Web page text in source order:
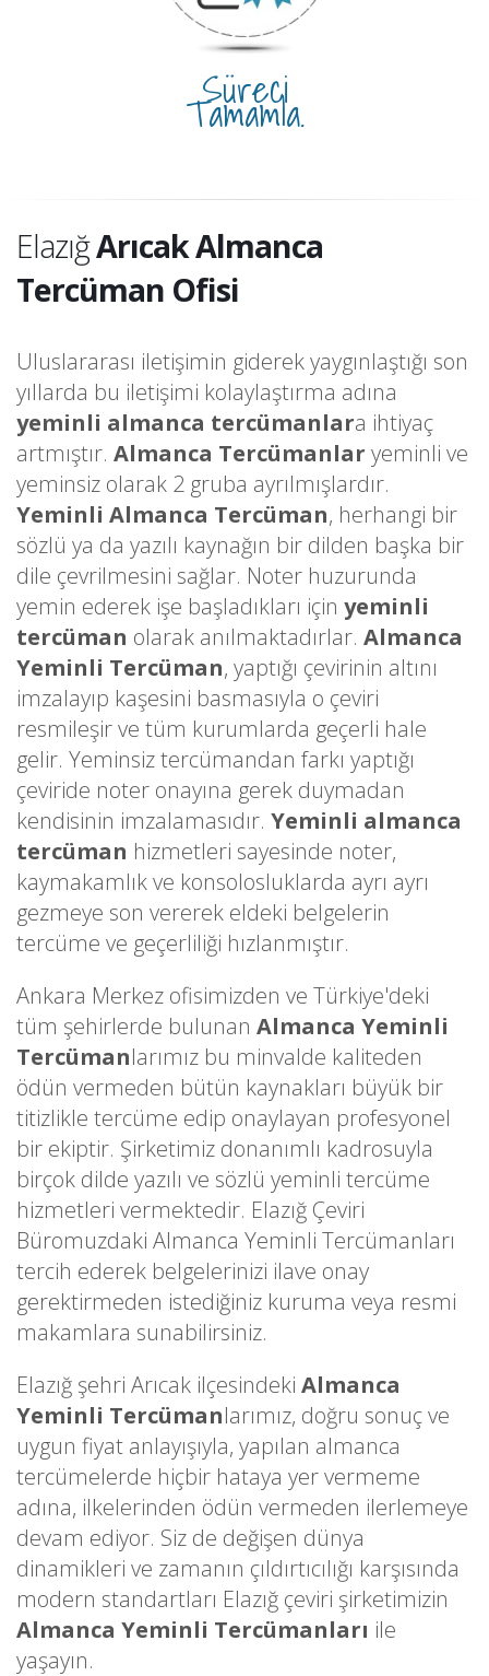
Süreci
Tamamla.
ElazığArıcak Almanca
Tercüman Ofisi
Uluslararası iletişimin giderek yaygınlaştığı son
yıllarda bu iletişimi kolaylaştırma adına
yeminli almanca tercümanlara ihtiyaç
artmıştır. Almanca Tercümanlar yeminli ve
yeminsiz olarak 2 gruba ayrılmışlardır.
Yeminli Almanca Tercüman, herhangi bir
sözlü ya da yazılı kaynağın bir dilden başka bir
dile çevrilmesini sağlar. Noter huzurunda
yemin ederek işe başladıkları için yeminli
tercüman olarak anılmaktadırlar. Almanca
Yeminli Tercüman, yaptığı çevirinin altını
imzalayıp kaşesini basmasıyla o çeviri
resmileşir ve tüm kurumlarda geçerli hale
gelir. Yeminsiz tercümandan farkı yaptığı
çeviride noter onayına gerek duymadan
kendisinin imzalamasıdır. Yeminli almanca
tercüman hizmetleri sayesinde noter,
kaymakamlık ve konsolosluklarda ayrı ayrı
gezmeye son vererek eldeki belgelerin
tercüme ve geçerliliği hızlanmıştır.
Ankara Merkez ofisimizden ve Türkiye'deki
tüm şehirlerde bulunan Almanca Yeminli
Tercümanlarımız bu minvalde kaliteden
ödün vermeden bütün kaynakları büyük bir
titizlikle tercüme edip onaylayan profesyonel
bir ekiptir. Şirketimiz donanımlı kadrosuyla
birçok dilde yazılı ve sözlü yeminli tercüme
hizmetleri vermektedir. Elazığ Çeviri
Büromuzdaki Almanca Yeminli Tercümanları
tercih ederek belgelerinizi ilave onay
gerektirmeden istediğiniz kuruma veya resmi
makamlara sunabilirsiniz.
Elazığ şehri Arıcak ilçesindeki Almanca
Yeminli Tercümanlarımız, doğru sonuç ve
uygun fiyat anlayışıyla, yapılan almanca
tercümelerde hiçbir hataya yer vermeme
adına, ilkelerinden ödün vermeden ilerlemeye
devam ediyor. Siz de değişen dünya
dinamikleri ve zamanın çıldırtıcılığı karşısında
modern standartları Elazığ çeviri şirketimizin
Almanca Yeminli Tercümanları ile
yaşayın.